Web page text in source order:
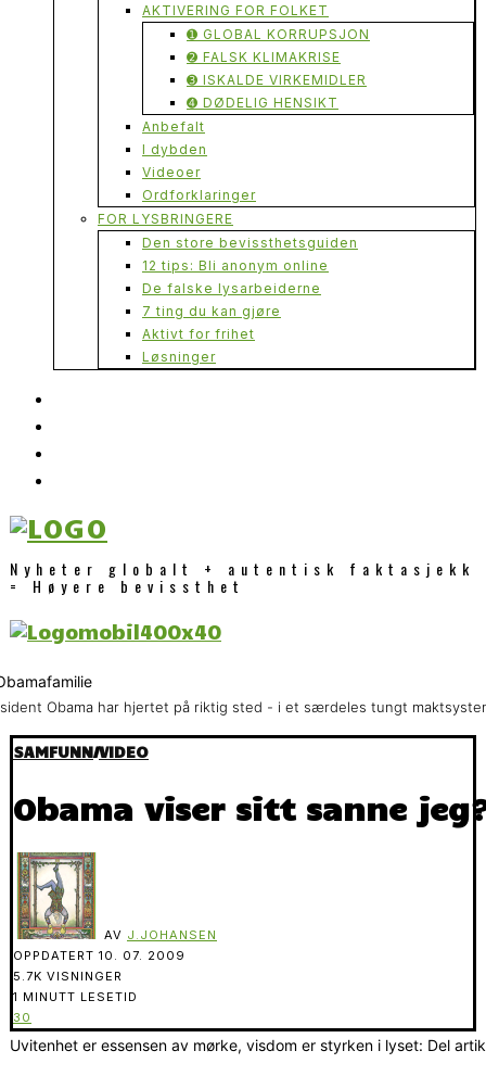
AKTIVERING FOR FOLKET
➊ GLOBAL KORRUPSJON
➋ FALSK KLIMAKRISE
➌ ISKALDE VIRKEMIDLER
➍ DØDELIG HENSIKT
Anbefalt
I dybden
Videoer
Ordforklaringer
FOR LYSBRINGERE
Den store bevissthetsguiden
12 tips: Bli anonym online
De falske lysarbeiderne
7 ting du kan gjøre
Aktivt for frihet
Løsninger
Nyheter globalt + autentisk faktasjekk
= Høyere bevissthet
Obama har hjertet på riktig sted - i et særdeles tungt
SAMFUNN/VIDEO
Obama viser sitt sanne
AV J.JOHANSEN
OPPDATERT 10. 07. 2009
5.7K VISNINGER
1 MINUTT LESETID
30
Uvitenhet er essensen av mørke, visdom er styrken i lyset: Del